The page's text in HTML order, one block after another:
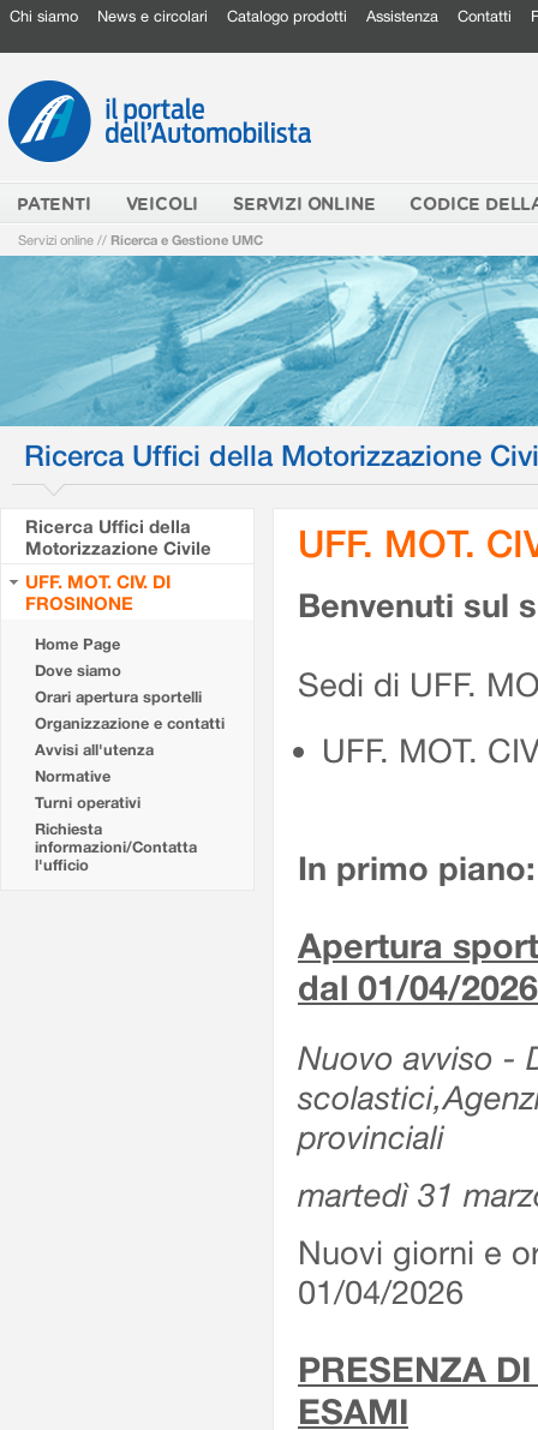
Chi siamo News e circolari Catalogo prodotti Assistenza Contatti
PATENTI VEICOLI SERVIZI ONLINE CODICE
Servizi online // Ricerca e Gestione UMC
Ricerca Uffici della Motorizzazione
Ricerca Uffici della
Motorizzazione Civile
UFF. MOT. CIV. DI
FROSINONE
Home Page
Dove siamo
Orari apertura sportelli
Organizzazione e contatti
Avvisi all'utenza
Normative
Turni operativi
Richiesta
informazioni/Contatta
l'ufficio
UFF. MOT.
Benvenuti sul
Sedi di UFF.
UFF. MOT.
In primo piano:
Apertura
dal 01/04/2026
Nuovo avviso -
provinciali
martedì 31
Nuovi giorni e
01/04/2026
PRESENZA
ESAMI